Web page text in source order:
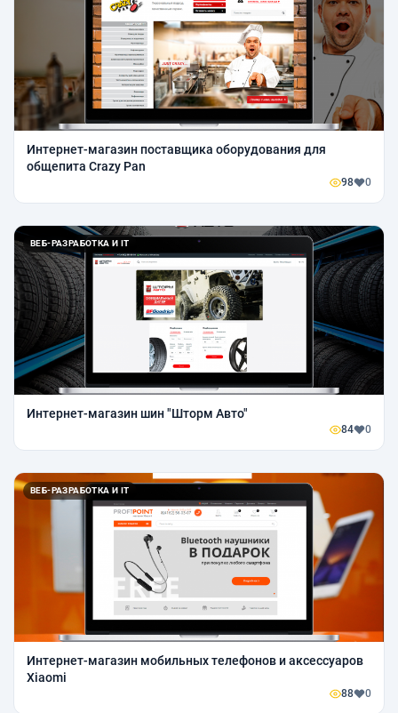
Интернет-магазин поставщика оборудования для
общепита Crazy Pan
98 0
ВЕБ-РАЗРАБОТКА И IT
Интернет-магазин шин "Шторм Авто"
84 0
ВЕБ-РАЗРАБОТКА И IT
Интернет-магазин мобильных телефонов и аксессуаров
Xiaomi
88 0